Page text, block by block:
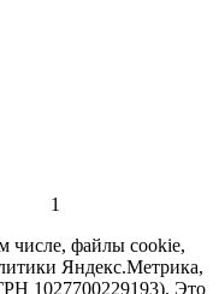
1
числе, файлы cookie,
Яндекс.Метрика,
1027700229193). Это